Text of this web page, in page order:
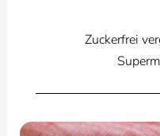
Zuckerfrei